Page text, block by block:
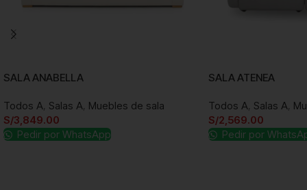
SALA ANABELLA
Todos A, Salas A, Muebles de sala
S/3,849.00
Pedir por WhatsApp
SALA ATENEA
Todos A, Salas A,
S/2,569.00
Pedir por